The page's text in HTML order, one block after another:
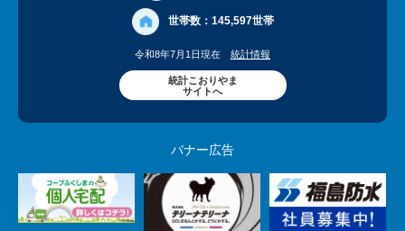
世帯数： 145,597世帯
令和8年7月1日現在 統計情報
統計こおりやま
サイトへ
バナー広告